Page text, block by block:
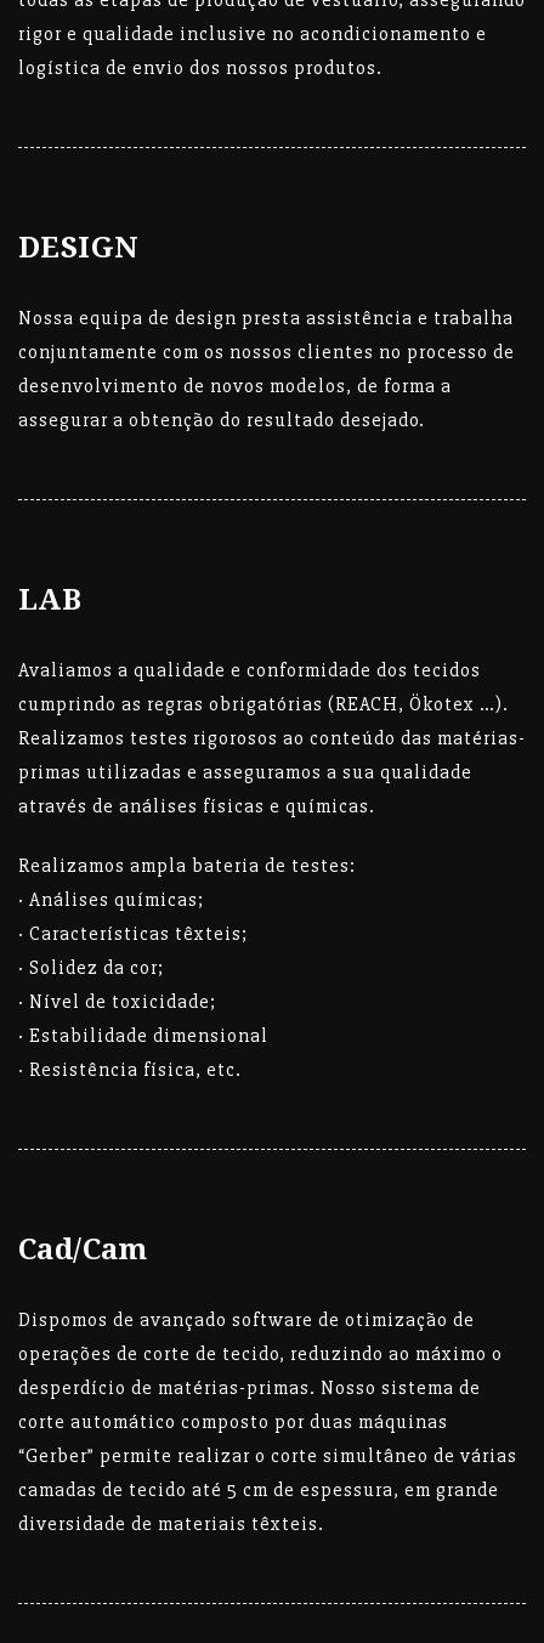
rigor e qualidade inclusive no acondicionamento e
logística de envio dos nossos produtos.
DESIGN
Nossa equipa de design presta assistência e trabalha
conjuntamente com os nossos clientes no processo de
desenvolvimento de novos modelos, de forma a
assegurar a obtenção do resultado desejado.
LAB
Avaliamos a qualidade e conformidade dos tecidos
cumprindo as regras obrigatórias (REACH, Ökotex …).
Realizamos testes rigorosos ao conteúdo das matérias-
primas utilizadas e asseguramos a sua qualidade
através de análises físicas e químicas.
Realizamos ampla bateria de testes:
· Análises químicas;
· Características têxteis;
· Solidez da cor;
· Nível de toxicidade;
· Estabilidade dimensional
· Resistência física, etc.
Cad/Cam
Dispomos de avançado software de otimização de
operações de corte de tecido, reduzindo ao máximo o
desperdício de matérias-primas. Nosso sistema de
corte automático composto por duas máquinas
“Gerber” permite realizar o corte simultâneo de várias
camadas de tecido até 5 cm de espessura, em grande
diversidade de materiais têxteis.